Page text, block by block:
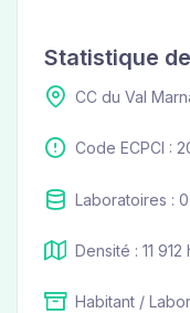
Statistique
CC du Val
Code ECPCI :
Laboratoires : 0
Densité : 11 912
Habitant /